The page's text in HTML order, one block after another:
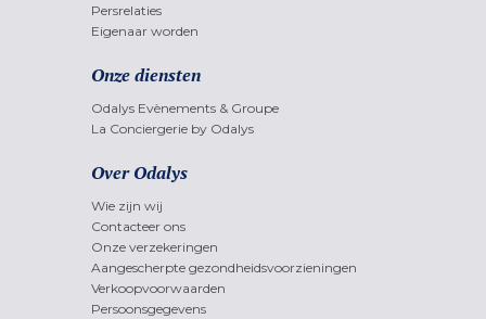
Persrelaties
Eigenaar worden
Onze diensten
Odalys Evènements & Groupe
La Conciergerie by Odalys
Over Odalys
Wie zijn wij
Contacteer ons
Onze verzekeringen
Aangescherpte gezondheidsvoorzieningen
Verkoopvoorwaarden
Persoonsgegevens